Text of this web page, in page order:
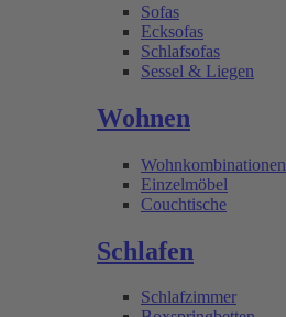
Sofas
Ecksofas
Schlafsofas
Sessel & Liegen
Wohnen
Wohnkombinationen
Einzelmöbel
Couchtische
Schlafen
Schlafzimmer